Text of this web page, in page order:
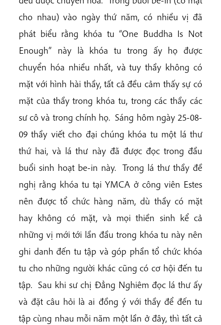
cho nhau) vào ngày thứ năm, có nhiều vị đã
phát biểu rằng khóa tu “One Buddha Is Not
Enough” này là khóa tu trong ấy họ được
chuyển hóa nhiều nhất, và tuy thầy không có
mặt với hình hài thầy, tất cả đều cảm thấy sự có
mặt của thầy trong khóa tu, trong các thầy các
sư cô và trong chính họ. Sáng hôm ngày 25-08-
09 thầy viết cho đại chúng khóa tu một lá thư
thứ hai, và lá thư này đã được đọc trong đầu
buổi sinh hoạt be-in này. Trong lá thư thầy đề
nghị rằng khóa tu tại YMCA ở công viên Estes
nên được tổ chức hàng năm, dù thầy có mặt
hay không có mặt, và mọi thiền sinh kể cả
những vị mới tới lần đầu trong khóa tu này nên
ghi danh đến tu tập và góp phần tổ chức khóa
tu cho những người khác cũng có cơ hội đến tu
tập. Sau khi sư chị Đẳng Nghiêm đọc lá thư ấy
và đặt câu hỏi là ai đồng ý với thầy để đến tu
tập cùng nhau mỗi năm một lần ở đây, thì tất cả